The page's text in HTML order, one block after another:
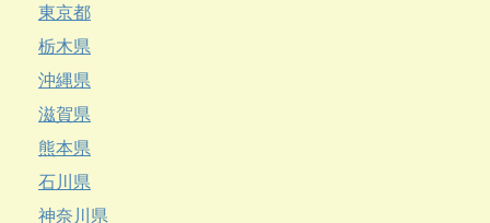
東京都
栃木県
沖縄県
滋賀県
熊本県
石川県
神奈川県